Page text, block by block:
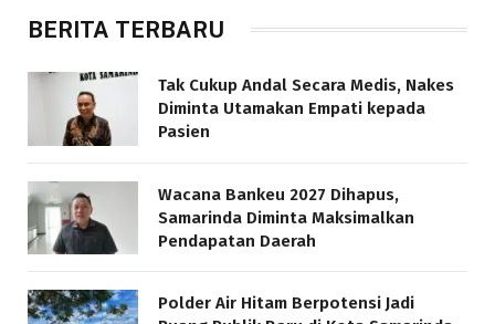
BERITA TERBARU
Tak Cukup Andal Secara Medis, Nakes
Diminta Utamakan Empati kepada
Pasien
Wacana Bankeu 2027 Dihapus,
Samarinda Diminta Maksimalkan
Pendapatan Daerah
Polder Air Hitam Berpotensi Jadi